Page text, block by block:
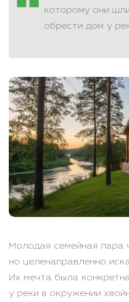
которому они
обрести дом у
Молодая семейная пара
но целенаправленно
Их мечта была
у реки в окружении